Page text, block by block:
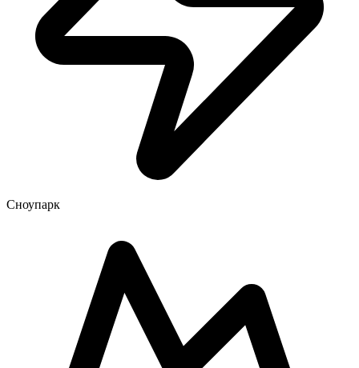
Сноупарк